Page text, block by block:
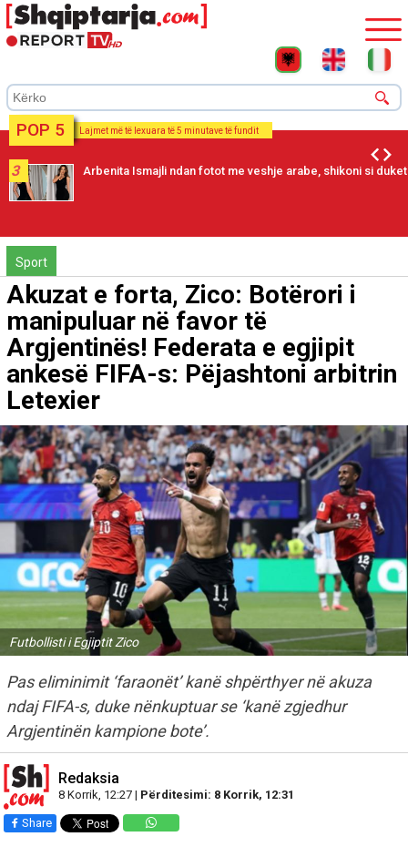
POP 5 Lajmet më të lexuara të 5 minutave të fundit
3 Arbenita Ismajli ndan fotot me veshje arabe, shikoni si duket
Sport
Akuzat e forta, Zico: Botërori i
manipuluar në favor të
Argjentinës! Federata e egjipit
ankesë FIFA-s: Pëjashtoni arbitrin
Letexier
Futbollisti i Egjiptit Zico
Pas eliminimit ‘faraonët’ kanë shpërthyer në akuza
ndaj FIFA-s, duke nënkuptuar se ‘kanë zgjedhur
Argjentinën kampione bote’.
Redaksia
8 Korrik, 12:27 | Përditesimi: 8 Korrik, 12:31
Share